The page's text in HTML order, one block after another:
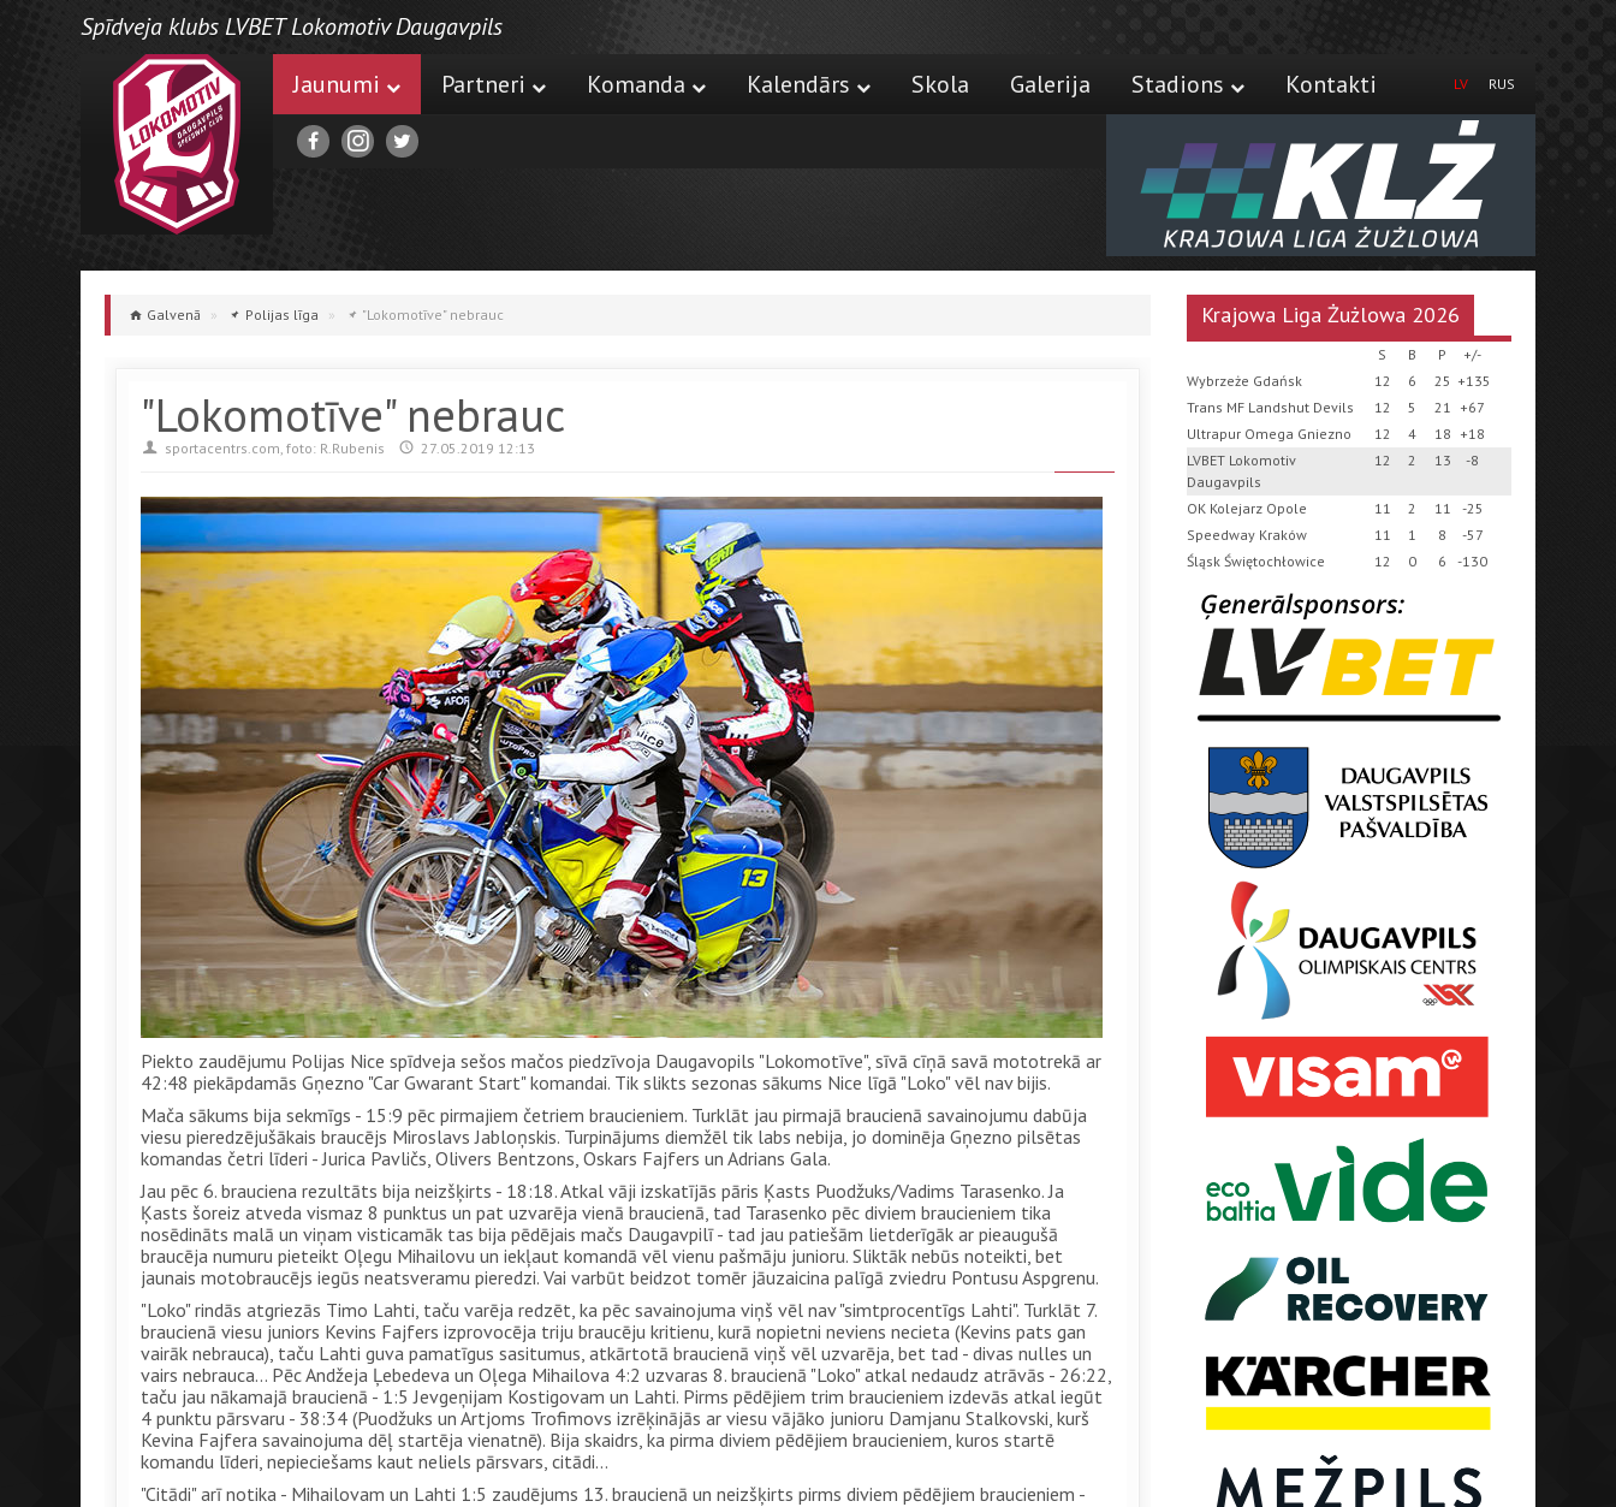
Spīdveja klubs LVBET Lokomotiv Daugavpils
Jaunumi
Partneri Komanda Kalendārs Skola Galerija Stadions Kontakti RUS
LV
Galvenā » Polijas līga » "Lokomotīve" nebrauc
"Lokomotīve" nebrauc
sportacentrs.com, foto: R.Rubenis 27.05.2019 12:13
Piekto zaudējumu Polijas Nice spīdveja sešos mačos piedzīvoja Daugavopils "Lokomotīve", sīvā cīņā savā mototrekā ar
42:48 piekāpdamās Gņezno "Car Gwarant Start" komandai. Tik slikts sezonas sākums Nice līgā "Loko" vēl nav bijis.
Mača sākums bija sekmīgs - 15:9 pēc pirmajiem četriem braucieniem. Turklāt jau pirmajā braucienā savainojumu dabūja
viesu pieredzējušākais braucējs Miroslavs Jabloņskis. Turpinājums diemžēl tik labs nebija, jo dominēja Gņezno pilsētas
komandas četri līderi - Jurica Pavličs, Olivers Bentzons, Oskars Fajfers un Adrians Gala.
Jau pēc 6. brauciena rezultāts bija neizšķirts - 18:18. Atkal vāji izskatījās pāris Ķasts Puodžuks/Vadims Tarasenko. Ja
Ķasts šoreiz atveda vismaz 8 punktus un pat uzvarēja vienā braucienā, tad Tarasenko pēc diviem braucieniem tika
nosēdināts malā un viņam visticamāk tas bija pēdējais mačs Daugavpilī - tad jau patiešām lietderīgāk ar pieaugušā
braucēja numuru pieteikt Oļegu Mihailovu un iekļaut komandā vēl vienu pašmāju junioru. Sliktāk nebūs noteikti, bet
jaunais motobraucējs iegūs neatsveramu pieredzi. Vai varbūt beidzot tomēr jāuzaicina palīgā zviedru Pontusu Aspgrenu.
"Loko" rindās atgriezās Timo Lahti, taču varēja redzēt, ka pēc savainojuma viņš vēl nav "simtprocentīgs Lahti". Turklāt 7.
braucienā viesu juniors Kevins Fajfers izprovocēja triju braucēju kritienu, kurā nopietni neviens necieta (Kevins pats gan
vairāk nebrauca), taču Lahti guva pamatīgus sasitumus, atkārtotā braucienā viņš vēl uzvarēja, bet tad - divas nulles un
vairs nebrauca... Pēc Andžeja Ļebedeva un Oļega Mihailova 4:2 uzvaras 8. braucienā "Loko" atkal nedaudz atrāvās - 26:22,
taču jau nākamajā braucienā - 1:5 Jevgeņijam Kostigovam un Lahti. Pirms pēdējiem trim braucieniem izdevās atkal iegūt
4 punktu pārsvaru - 38:34 (Puodžuks un Artjoms Trofimovs izrēķinājās ar viesu vājāko junioru Damjanu Stalkovski, kurš
Kevina Fajfera savainojuma dēļ startēja vienatnē). Bija skaidrs, ka pirma diviem pēdējiem braucieniem, kuros startē
komandu līderi, nepieciešams kaut neliels pārsvars, citādi...
"Citādi" arī notika - Mihailovam un Lahti 1:5 zaudējums 13. braucienā un neizšķirts pirms diviem pēdējiem braucieniem -
Krajowa Liga Żużlowa 2026
S B P
+/-
Wybrzeże Gdańsk
12 6 25 +135
Trans MF Landshut Devils
12 5 21 +67
Ultrapur Omega Gniezno
12 4 18 +18
LVBET Lokomotiv
Daugavpils
12 2 13 -8
OK Kolejarz Opole 11 2 11
-25
Speedway Kraków
11 1 8
-57
Śląsk Świętochłowice
12 0 6 -130